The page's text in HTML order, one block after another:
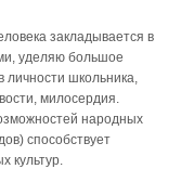
закладывается в
уделяю большое
школьника,
милосердия.
народных
способствует
культур.